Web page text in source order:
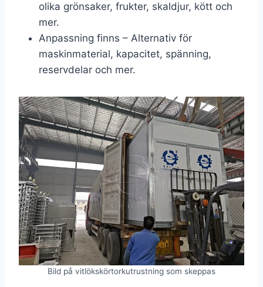
olika grönsaker, frukter, skaldjur, kött och
mer.
Anpassning finns – Alternativ för
maskinmaterial, kapacitet, spänning,
reservdelar och mer.
Bild på vitlökskörtorkutrustning som skeppas